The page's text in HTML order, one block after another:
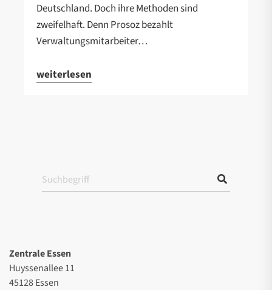
Deutschland. Doch ihre Methoden sind
zweifelhaft. Denn Prosoz bezahlt
Verwaltungsmitarbeiter…
weiterlesen
Zentrale Essen
Huyssenallee 11
45128 Essen